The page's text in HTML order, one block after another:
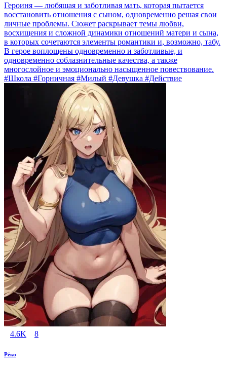
Героиня — любящая и заботливая мать, которая пытается
восстановить отношения с сыном, одновременно решая свои
личные проблемы. Сюжет раскрывает темы любви,
восхищения и сложной динамики отношений матери и сына,
в которых сочетаются элементы романтики и, возможно, табу.
В герое воплощены одновременно и заботливые, и
одновременно соблазнительные качества, а также
многослойное и эмоционально насыщенное повествование.
#Школа #Горничная #Милый #Девушка #Действие
4.6K 8
Рёко